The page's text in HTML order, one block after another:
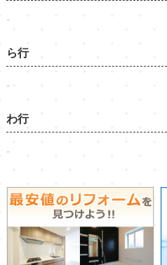
-
ら行
-
わ行
-